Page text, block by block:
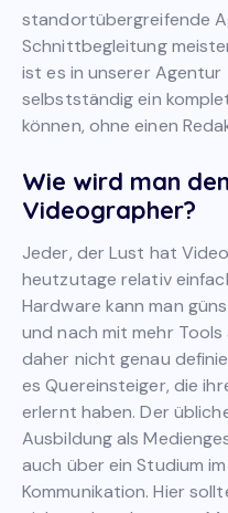
standortübergreifende
Schnittbegleitung
ist es in unserer
selbstständig ein
können, ohne einen
Wie wird man
Videographer?
Jeder, der Lust hat
heutzutage relativ
Hardware kann man
und nach mit mehr
daher nicht genau
es Quereinsteiger, die
erlernt haben. Der
Ausbildung als
auch über ein Studium
Kommunikation. Hier